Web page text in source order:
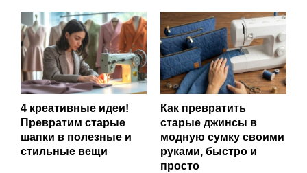
4 креативные идеи!
Превратим старые
шапки в полезные и
стильные вещи
Как превратить
старые джинсы в
модную сумку своими
руками, быстро и
просто